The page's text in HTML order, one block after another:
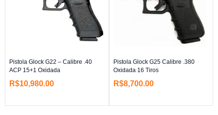
Pistola Glock G22 – Calibre .40
ACP 15+1 Oxidada
R$10,980.00
Pistola Glock G25 Calibre .380
Oxidada 16 Tiros
R$8,700.00